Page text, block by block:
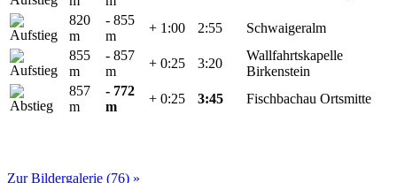
820
m
- 855
m
+ 1:00 2:55
Schwaigeralm
855
m
- 857
m
+ 0:25 3:20
Wallfahrtskapelle
Birkenstein
857
m
- 772
m
+ 0:25 3:45 Fischbachau Ortsmitte
Zur Bildergalerie (76) »